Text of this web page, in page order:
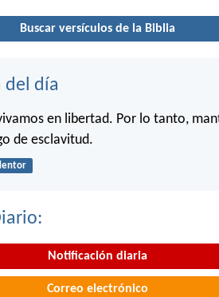
Buscar versículos de la Biblia
del día
en libertad. Por lo tanto,
de esclavitud.
Notificación diaria
Correo electrónico